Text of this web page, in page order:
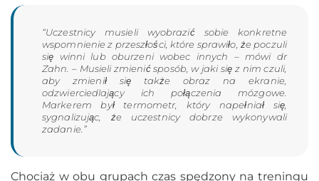
“Uczestnicy musieli wyobrazić sobie konkretne
wspomnienie z przeszłości, które sprawiło, że poczuli
się winni lub oburzeni wobec innych – mówi dr
Zahn. – Musieli zmienić sposób, w jaki się z nim czuli,
aby zmienił się także obraz na ekranie,
odzwierciedlający ich połączenia mózgowe.
Markerem był termometr, który napełniał się,
sygnalizując, że uczestnicy dobrze wykonywali
zadanie.”
Chociaż w obu grupach czas spędzony na treningu